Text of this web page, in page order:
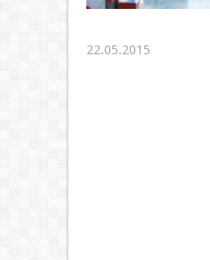
22.05.2015